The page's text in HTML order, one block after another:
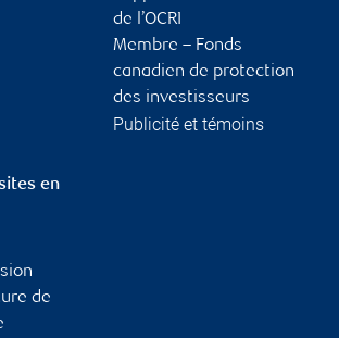
de l’OCRI
Membre – Fonds
canadien de protection
des investisseurs
Publicité et témoins
en
de